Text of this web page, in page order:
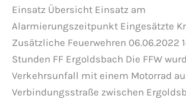
Einsatz Übersicht Einsatz am
Alarmierungszeitpunkt Eingesätzte
Zusätzliche Feuerwehren 06.06.2022
Stunden FF Ergoldsbach Die FFW
Verkehrsunfall mit einem Motorrad
Verbindungsstraße zwischen